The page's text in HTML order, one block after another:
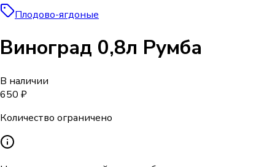
Плодово-ягдоные
Виноград 0,8л Румба
В наличии
650 ₽
Количество ограничено